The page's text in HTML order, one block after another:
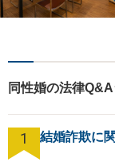
同性婚の法律
1 結婚詐欺に